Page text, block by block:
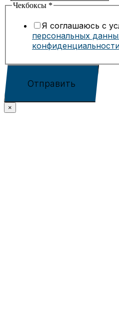
Чекбоксы *
Я соглашаюсь с
персональных
Отправить
×